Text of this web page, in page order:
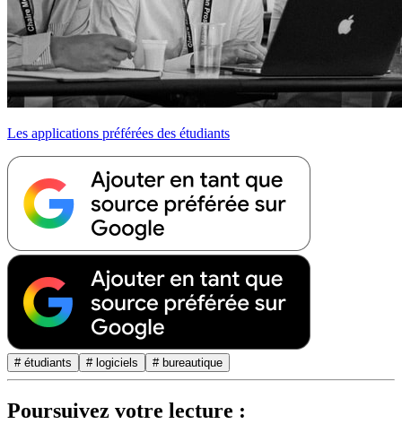
Les applications préférées des étudiants
# étudiants # logiciels # bureautique
Poursuivez votre lecture :